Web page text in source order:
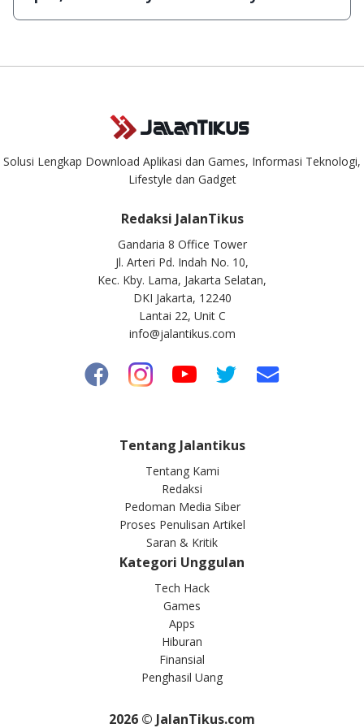
singkat.
Kami dengan senang hati menjawab setiap pertanyaan yang
Solusi Lengkap Download Aplikasi dan Games, Informasi Teknologi,
Lifestyle dan Gadget
Redaksi JalanTikus
Gandaria 8 Office Tower
Jl. Arteri Pd. Indah No. 10,
Kec. Kby. Lama, Jakarta Selatan,
DKI Jakarta, 12240
Lantai 22, Unit C
info@jalantikus.com
Tentang Jalantikus
Tentang Kami
Redaksi
Pedoman Media Siber
Proses Penulisan Artikel
Saran & Kritik
Kategori Unggulan
Tech Hack
Games
Apps
Hiburan
Finansial
Penghasil Uang
2026 © JalanTikus.com